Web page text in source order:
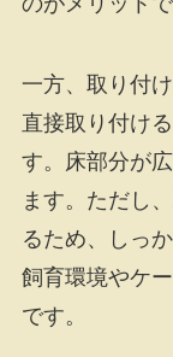
一方、取り付
直接取り付け
す。床部分が
ます。ただし
るため、しっ
飼育環境やケ
です。